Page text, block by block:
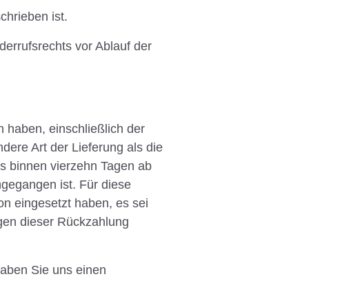
ist.
vor Ablauf der
haben, einschließlich der
Art der Lieferung als die
binnen vierzehn Tagen ab
ist. Für diese
eingesetzt haben, es sei
dieser Rückzahlung
Sie uns einen